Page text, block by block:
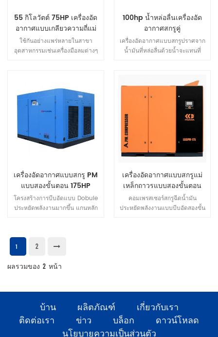
มอเตอร์แม่เหล็กถาวรใช้ระดับการ
ป้องกัน IP54 มอเตอร์แม่เหล็กถาวร
ง่ายต่อการบำรุงรักษาสุดยอด
อุณหภูมิสำหรับการสูญเสียแม่เหล็ก
สูงกว่า 180 ℃มีประสิทธิภาพสูงกว่า
เหล็กอุณหภูมิสูงสุดสำหรับการสูญ
เสียแม่เหล็กที่ 150 ℃แอร์
คอมเพรสเซอร์ในการใช้แม่เหล็กที่
แข็งแกร่งดูดซับฝุ่นได้ง่ายและเหล็ก
ปลายทำให้ประสิทธิภาพต่ำลงหาก
การดูดซับเส้นใยเคมีจะทำให้เกิดไฟ
ไหม้ Huade IP54permanent
มอเตอร์แม่เหล็กปลอดภัยกว่ามี
ประสิทธิภาพประหยัดพลังงานมาก
เวอร์เตอร์เทคโนโลยีการควบคุม ใช้
โดยตรง open-loop เฉพาะ
ความถี่ตัวแปร ควบคุมความเร็ว
system.Via ค่อยๆเพิ่มอินเวอร์เตอร์
เรื่องน้ำมัน การรั่วไหล 4. อัจฉริยะ
การทำงานของหน้าจอสัมผัสใช้ตัว
ควบคุมคอมพิวเตอร์อินเทอร์เฟ
ซการทำงานแบบ Humanized ไม่
เพียง แต่ปรับและตรวจสอบ
55 กิโลวัตต์ 75HP เครื่องอัด
อากาศแบบเกลียวความถี่แม่
เหล็กถาวร
ใช้กันอย่างแพร่หลายในสาขา
อุตสาหกรรมเช่นเครื่องมือลมต่างๆ
เครื่องจักรงานไม้การแปรรูปข้าว
การผลิตเฟอร์นิเจอร์การแปรรูป
เสื้อผ้าการผลิตไนโตรเจนและการ
แยกอากาศเป็นต้น
100hp น้ำหล่อลื่นเครื่องอัด
อากาศสกรูคู่
เครื่องอัดอากาศแบบสกรูปราศจาก
น้ำมันที่หล่อลื่นด้วยน้ำจะแทนที่
หล่อลื่น การทำความเย็น การปิด
ผนึก และการลดเสียงรบกวน และ
น้ำที่ปล่อยออกมานั้นปลอดมลภาวะ
และเป็นมิตรกับสิ่งแวดล้อม
เครื่องอัดอากาศแบบสกรู PM
แบบสองขั้นตอน 175HP
โครงสร้างการบีบอัดแบบ Dobule
ประหยัดพลังงานมากขึ้น แกนหลัก
กำลังเดียวกันกับการอัดแบบขั้นตอน
เดียวของเครื่องอัดอากาศแบบสกรู
หัวฉีดและปริมาณอากาศที่มากกว่า
12%-23%
เครื่องอัดอากาศแบบสกรูแม่
เหล็กถาวรแบบสองขั้นตอน
ขนาด 132kw ใหม่
คอมเพรสเซอร์สกรูฉีดน้ำมัน
ประหยัดพลังงานแบบบีบอัดสองขั้น
ผ่านศูนย์กลางและความเร็วต่ำ
1 2
ผลรวมของ 2 หน้า
บ้าน ผลิตภัณฑ์
เกี่ยวกับเรา
ติดต่อเรา
ข่าว บล็อก
ดาวน์โหลด
นโยบายความเป็นส่วนตัว